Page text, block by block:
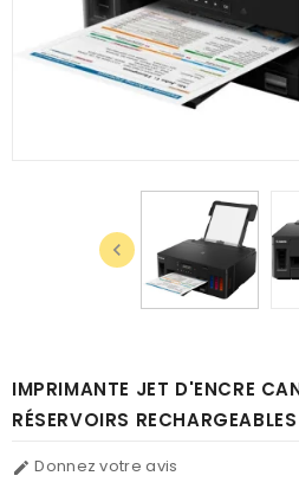

IMPRIMANTE JET D'ENCRE
RÉSERVOIRS
 Donnez votre avis